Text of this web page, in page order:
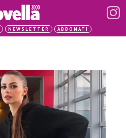
NEWSLETTER ABBONATI